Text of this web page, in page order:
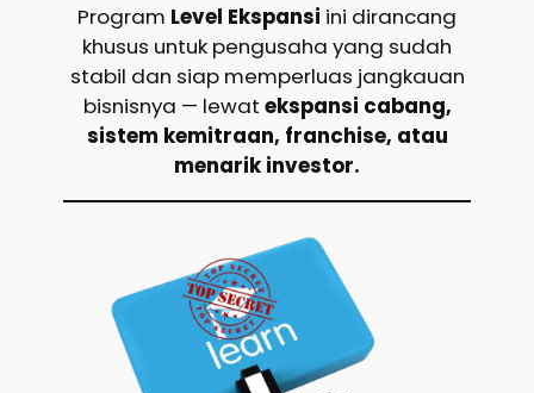
Program Level Ekspansi ini dirancang
khusus untuk pengusaha yang sudah
stabil dan siap memperluas jangkauan
bisnisnya — lewat ekspansi cabang,
sistem kemitraan, franchise, atau
menarik investor.